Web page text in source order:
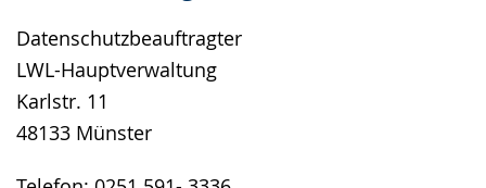
Datenschutzbeauftragter
LWL-Hauptverwaltung
Karlstr. 11
48133 Münster
angezeigt.